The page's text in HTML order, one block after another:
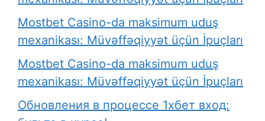
Mostbet Casino-da maksimum uduş
mexanikası: Müvəffəqiyyət üçün İpuçları
Mostbet Casino-da maksimum uduş
mexanikası: Müvəffəqiyyət üçün İpuçları
Обновления в процессе 1хбет вход: